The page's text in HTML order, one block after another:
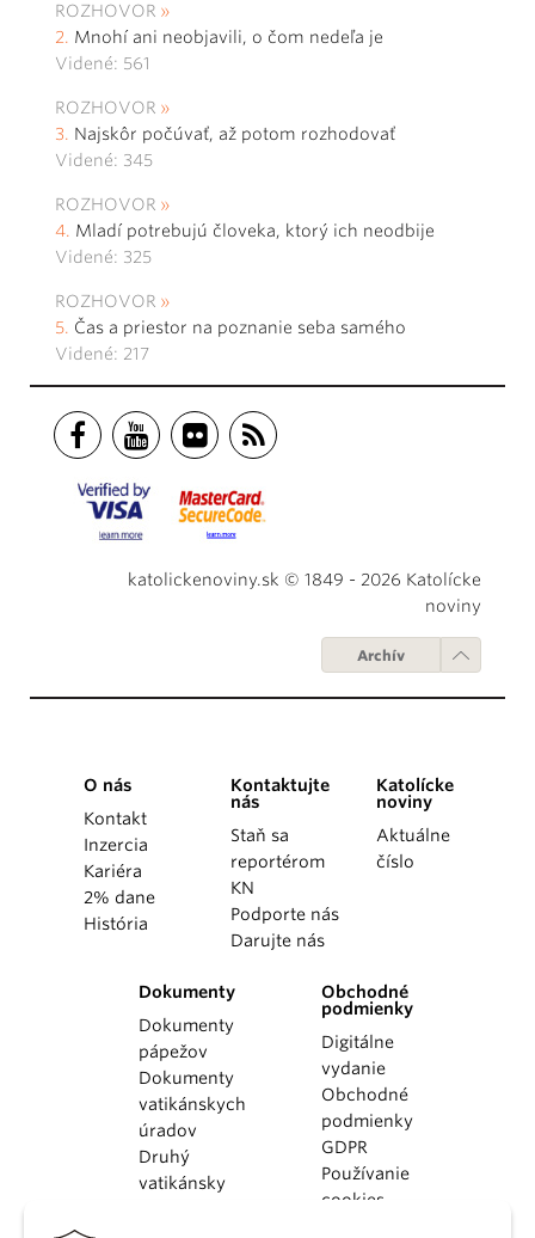
ROZHOVOR
Mnohí ani neobjavili, o čom nedeľa je
Videné: 561
ROZHOVOR
Najskôr počúvať, až potom rozhodovať
Videné: 345
ROZHOVOR
Mladí potrebujú človeka, ktorý ich neodbije
Videné: 325
ROZHOVOR
Čas a priestor na poznanie seba samého
Videné: 217
katolickenoviny.sk © 1849 - 2026 Katolícke
noviny
Archív
O nás
Kontakt
Inzercia
Kariéra
2% dane
História
Kontaktujte
nás
Staň sa
reportérom
KN
Podporte nás
Darujte nás
Katolícke
noviny
Aktuálne
číslo
Dokumenty
Dokumenty
pápežov
Dokumenty
vatikánskych
úradov
Druhý
vatikánsky
Obchodné
podmienky
Digitálne
vydanie
Obchodné
podmienky
GDPR
Používanie
cookies